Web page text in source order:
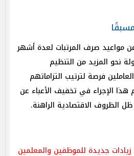
عن مواعيد صرف المرتبات لعدة أشهر
نحو المزيد من التنظيم
فرصة لترتيب التزاماتهم
الإجراء في تخفيف الأعباء عن
الظروف الاقتصادية الراهنة.
2025.. صرف زيادات جديدة للموظفين والمعلمين